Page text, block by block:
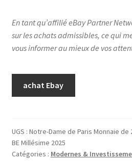
En tant qu’affilié eBay Partner
sur les achats admissibles, ce qui
vous informer au mieux de vos
achat Ebay
UGS : Notre-Dame de Paris Monnaie
BE Millésime 2025
Catégories : Modernes &